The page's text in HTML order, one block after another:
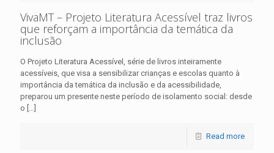
VivaMT – Projeto Literatura Acessível traz livros
que reforçam a importância da temática da
inclusão
O Projeto Literatura Acessível, série de livros inteiramente
acessíveis, que visa a sensibilizar crianças e escolas quanto à
importância da temática da inclusão e da acessibilidade,
preparou um presente neste período de isolamento social: desde
o […]
Read more